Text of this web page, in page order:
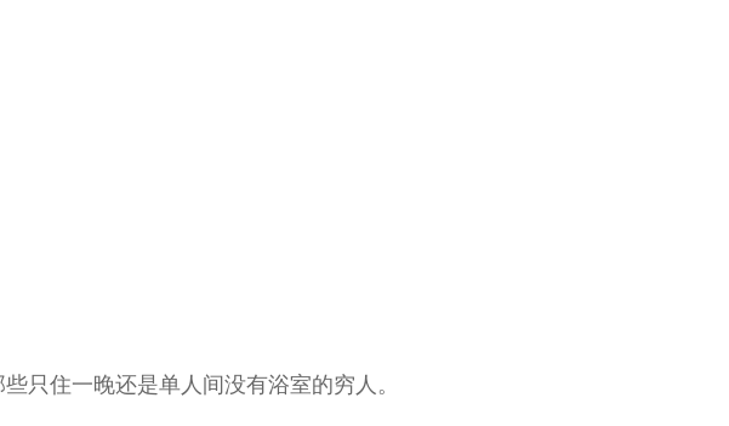
只住一晚还是单人间没有浴室的穷人。